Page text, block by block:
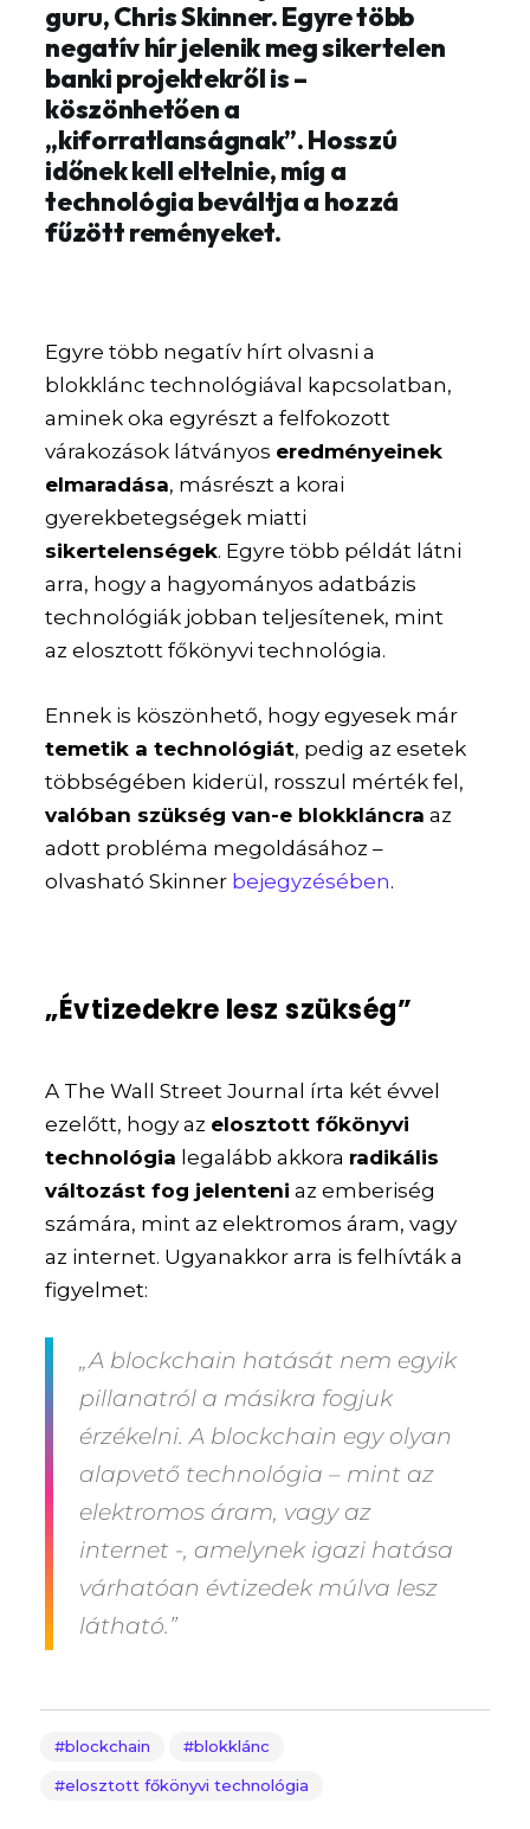
guru, Chris Skinner. Egyre több
negatív hír jelenik meg sikertelen
banki projektekről is –
köszönhetően a
„kiforratlanságnak”. Hosszú
időnek kell eltelnie, míg a
technológia beváltja a hozzá
fűzött reményeket.
Egyre több negatív hírt olvasni a
blokklánc technológiával kapcsolatban,
aminek oka egyrészt a felfokozott
várakozások látványos eredményeinek
elmaradása, másrészt a korai
gyerekbetegségek miatti
sikertelenségek. Egyre több példát látni
arra, hogy a hagyományos adatbázis
technológiák jobban teljesítenek, mint
az elosztott főkönyvi technológia.
Ennek is köszönhető, hogy egyesek már
temetik a technológiát, pedig az esetek
többségében kiderül, rosszul mérték fel,
valóban szükség van-e blokkláncra az
adott probléma megoldásához –
olvasható Skinner bejegyzésében.
„Évtizedekre lesz szükség”
A The Wall Street Journal írta két évvel
ezelőtt, hogy az elosztott főkönyvi
technológia legalább akkora radikális
változást fog jelenteni az emberiség
számára, mint az elektromos áram, vagy
az internet. Ugyanakkor arra is felhívták a
figyelmet:
„A blockchain hatását nem egyik
pillanatról a másikra fogjuk
érzékelni. A blockchain egy olyan
alapvető technológia – mint az
elektromos áram, vagy az
internet -, amelynek igazi hatása
várhatóan évtizedek múlva lesz
látható.”
blockchain blokklánc
elosztott főkönyvi technológia